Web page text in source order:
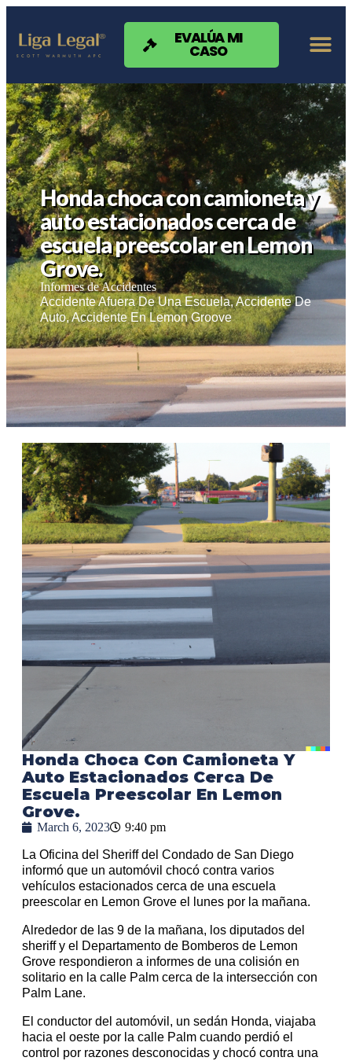
Nota:
sitio
web
sistema
de
accesibilidad.
EVALÚA MI
CASO
Honda choca con camioneta y
auto estacionados cerca de
escuela preescolar en Lemon
Grove.
Informes de Accidentes
Accidente Afuera De Una Escuela,Accidente De
Auto,Accidente En Lemon Groove
Honda Choca Con Camioneta Y
Auto Estacionados Cerca De
Escuela Preescolar En Lemon
Grove.
March 6, 2023 9:40 pm
La Oficina del Sheriff del Condado de San Diego
informó que un automóvil chocó contra varios
vehículos estacionados cerca de una escuela
preescolar en Lemon Grove el lunes por la mañana.
Alrededor de las 9 de la mañana, los diputados del
sheriff y el Departamento de Bomberos de Lemon
Grove respondieron a informes de una colisión en
solitario en la calle Palm cerca de la intersección con
Palm Lane.
El conductor del automóvil, un sedán Honda, viajaba
hacia el oeste por la calle Palm cuando perdió el
control por razones desconocidas y chocó contra una